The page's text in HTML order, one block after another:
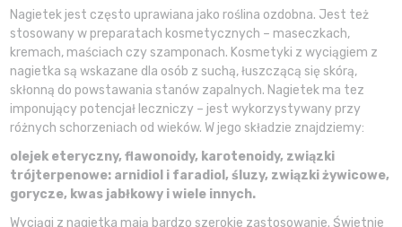
Nagietek jest często uprawiana jako roślina ozdobna. Jest też
stosowany w preparatach kosmetycznych – maseczkach,
kremach, maściach czy szamponach. Kosmetyki z wyciągiem z
nagietka są wskazane dla osób z suchą, łuszczącą się skórą,
skłonną do powstawania stanów zapalnych. Nagietek ma tez
imponujący potencjał leczniczy – jest wykorzystywany przy
różnych schorzeniach od wieków. W jego składzie znajdziemy:
olejek eteryczny, flawonoidy, karotenoidy, związki
trójterpenowe: arnidiol i faradiol, śluzy, związki żywicowe,
gorycze, kwas jabłkowy i wiele innych.
Wyciągi z nagietka mają bardzo szerokie zastosowanie. Świetnie